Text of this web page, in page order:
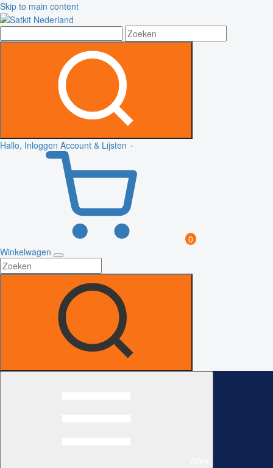
Skip to main content
Hallo, Inloggen Account & Lijsten
0
Winkelwagen